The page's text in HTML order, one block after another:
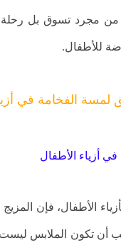
من مجرد تسوق بل
للأطفال.
لمسة الفخامة في
في أزياء الأطفال
الأطفال، فإن المزيج
يجب أن تكون الملابس